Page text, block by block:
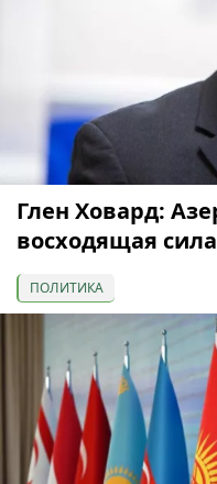
Глен Ховард:
восходящая
ПОЛИТИКА